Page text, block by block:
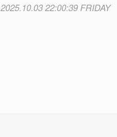
2025.10.03 22:00:39 FRIDAY